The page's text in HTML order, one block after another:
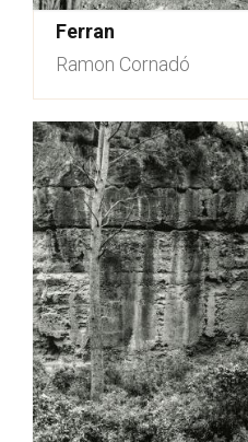
Ferran
Ramon Cornadó